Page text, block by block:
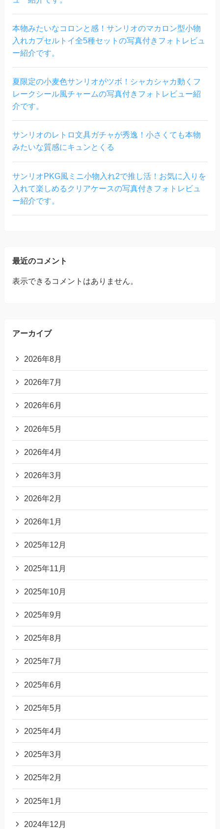
本物みたいなコロンと感！サンリオのマカロン型小物
入れカプセルトイ全5種セットの写真付きフォトレビュ
ー紹介です。
夏限定の小麦色サンリオがツボ！シャカシャカ動くフ
レークシール風チャームの写真付きフォトレビュー紹
介です。
サンリオのレトロ文具ガチャが秀逸！小さくても本物
みたいな質感にキュンとくる
サンリオPKG風ミニ小物入れ2で推し活！お気に入りを
入れて楽しめるクリアケースの写真付きフォトレビュ
ー紹介です。
最近のコメント
表示できるコメントはありません。
アーカイブ
2026年8月
2026年7月
2026年6月
2026年5月
2026年4月
2026年3月
2026年2月
2026年1月
2025年12月
2025年11月
2025年10月
2025年9月
2025年8月
2025年7月
2025年6月
2025年5月
2025年4月
2025年3月
2025年2月
2025年1月
2024年12月